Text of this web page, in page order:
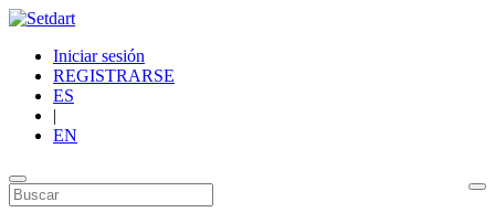
Iniciar sesión
REGISTRARSE
ES
|
EN